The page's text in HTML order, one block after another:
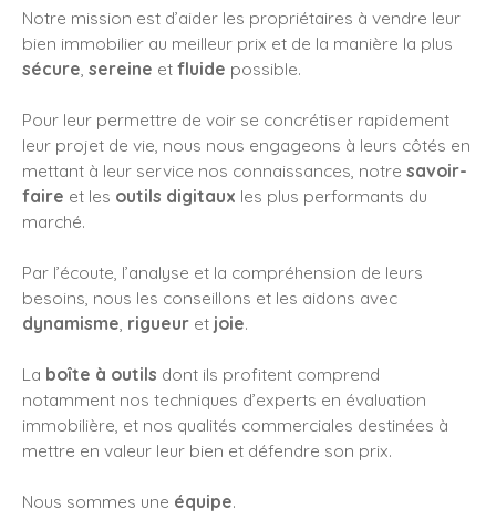
Notre mission est d’aider les propriétaires à vendre leur
bien immobilier au meilleur prix et de la manière la plus
sécure sereine et fluide possible.
Pour leur permettre de voir se concrétiser rapidement
leur projet de vie, nous nous engageons à leurs côtés en
mettant à leur service nos connaissances, notre savoir-
faire et les outils digitaux les plus performants du
marché.
Par l’écoute, l’analyse et la compréhension de leurs
besoins, nous les conseillons et les aidons avec
dynamisme rigueur et joie.
La boîte à outils dont ils profitent comprend
notamment nos techniques d’experts en évaluation
immobilière, et nos qualités commerciales destinées à
mettre en valeur leur bien et défendre son prix.
Nous sommes une équipe.